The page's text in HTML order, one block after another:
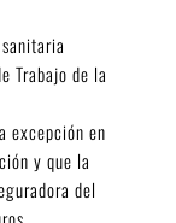
Trabajo de la
excepción en
y que la
del